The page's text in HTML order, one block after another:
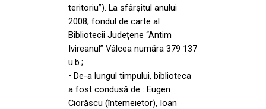
teritoriu”). La sfârşitul anului
2008, fondul de carte al
Bibliotecii Judeţene “Antim
Ivireanul” Vâlcea număra 379 137
u.b.;
• De-a lungul timpului, biblioteca
a fost condusă de : Eugen
Ciorăscu (întemeietor), Ioan